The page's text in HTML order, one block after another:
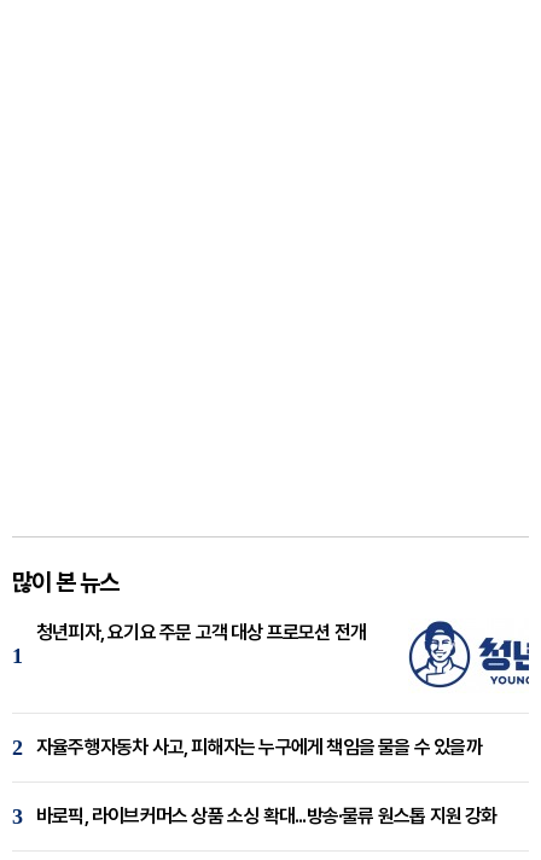
많이 본 뉴스
1
청년피자, 요기요 주문 고객 대상 프로모션 전개
2 자율주행자동차 사고, 피해자는 누구에게 책임을 물을 수 있을까
3 바로픽, 라이브커머스 상품 소싱 확대...방송·물류 원스톱 지원 강화